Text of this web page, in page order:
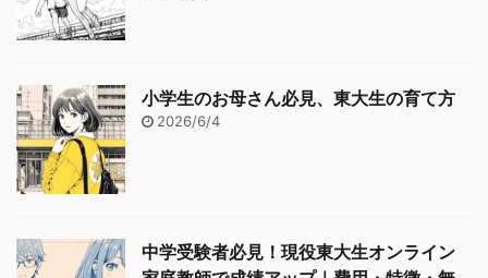
小学生のお母さん必見、東大生の育て方
2026/6/4
中学受験者必見！現役東大生オンライン